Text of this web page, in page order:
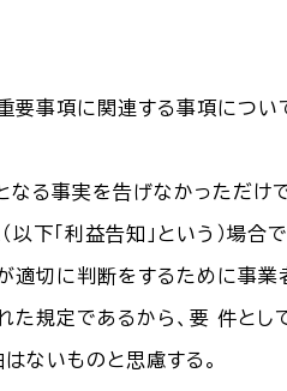
重要事項に関連する事項につ
なる事実を告げなかっただけ
下「利益告知」という）場合
適切に判断をするために事
規定であるから、要 件とし
ないものと思慮する。